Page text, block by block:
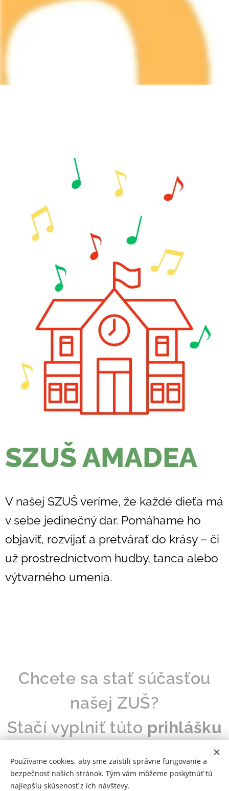
SZUŠ AMADEA
V našej SZUŠ veríme, že každé dieťa má
v sebe jedinečný dar. Pomáhame ho
objaviť, rozvíjať a pretvárať do krásy – či
už prostredníctvom hudby, tanca alebo
výtvarného umenia.
Chcete sa stať súčasťou
našej ZUŠ?
Stačí vyplniť túto prihlášku
a doručiť ju osobne alebo
e-mailom. Budeme sa na
Používame cookies, aby sme zaistili správne fungovanie a
bezpečnosť našich stránok. Tým vám môžeme poskytnúť tú
najlepšiu skúsenosť z ich návštevy.